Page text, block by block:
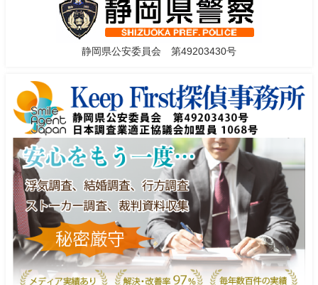
静岡県公安委員会 第49203430号